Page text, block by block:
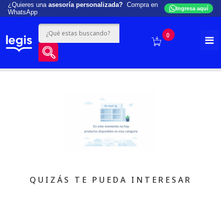
¿Quieres una asesoría personalizada? Compra en
WhatsApp
Ingresa aquí
0
QUIZÁS TE PUEDA INTERESAR